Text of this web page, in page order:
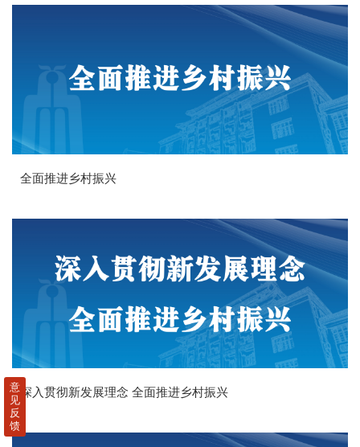
全面推进乡村振兴
深入贯彻新发展理念 全面推进乡村振兴
意
见
反
馈